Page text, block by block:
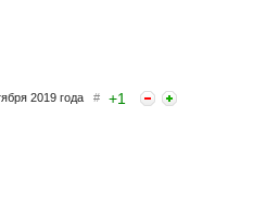
2019 года # +1